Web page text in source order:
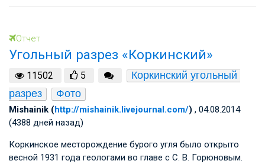
Отчет
Угольный разрез «Коркинский»
11502 5
Коркинский угольный
разрез
Фото
Mishainik (http://mishainik.livejournal.com/) , 04.08.2014
(4388 дней назад)
Коркинское месторождение бурого угля было открыто
весной 1931 года геологами во главе с С. В. Горюновым.